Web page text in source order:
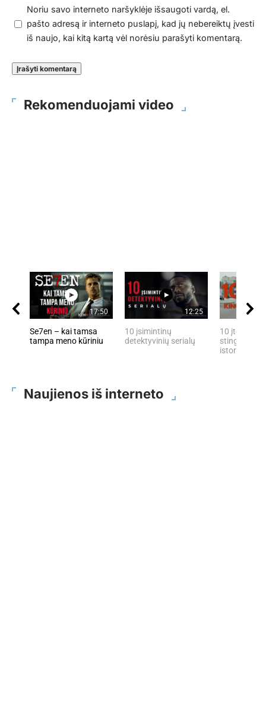
Noriu savo interneto naršyklėje išsaugoti vardą, el.
pašto adresą ir interneto puslapį, kad jų nebereiktų įvesti
iš naujo, kai kitą kartą vėl norėsiu parašyti komentarą.
Rekomenduojami video
17:50
Se7en – kai tamsa
tampa meno kūriniu
12:25
10 įsimintinų
detektyvinių serialų
10 įtemptų,
stingdančių
istorijų
Naujienos iš interneto